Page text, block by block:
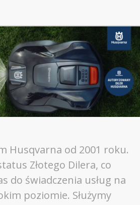
Husqvarna od 2001 roku.
Złotego Dilera, co
do świadczenia usług na
poziomie. Służymy